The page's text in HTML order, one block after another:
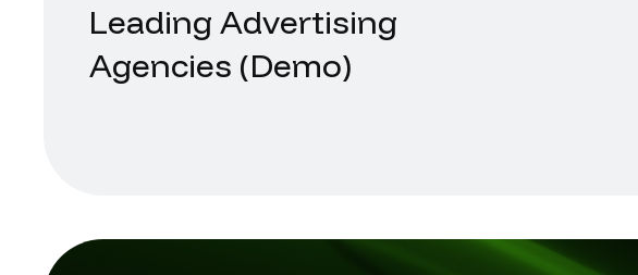
Leading Advertising
Agencies (Demo)